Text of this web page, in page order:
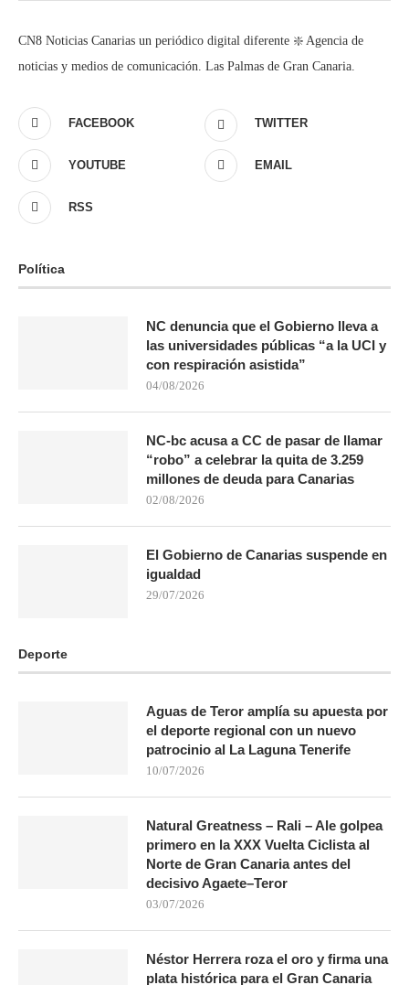
CN8 Noticias Canarias un periódico digital diferente ❇️ Agencia de
noticias y medios de comunicación. Las Palmas de Gran Canaria.
FACEBOOK TWITTER
YOUTUBE EMAIL
RSS
Política
NC denuncia que el Gobierno lleva a
las universidades públicas “a la UCI y
con respiración asistida”
04/08/2026
NC-bc acusa a CC de pasar de llamar
“robo” a celebrar la quita de 3.259
millones de deuda para Canarias
02/08/2026
El Gobierno de Canarias suspende en
igualdad
29/07/2026
Deporte
Aguas de Teror amplía su apuesta por
el deporte regional con un nuevo
patrocinio al La Laguna Tenerife
10/07/2026
Natural Greatness – Rali – Ale golpea
primero en la XXX Vuelta Ciclista al
Norte de Gran Canaria antes del
decisivo Agaete–Teror
03/07/2026
Néstor Herrera roza el oro y firma una
plata histórica para el Gran Canaria